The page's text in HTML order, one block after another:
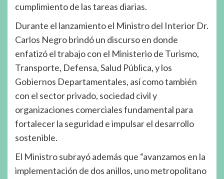
cumplimiento de las tareas diarias.
Durante el lanzamiento el Ministro del Interior Dr.
Carlos Negro brindó un discurso en donde
enfatizó el trabajo con el Ministerio de Turismo,
Transporte, Defensa, Salud Pública, y los
Gobiernos Departamentales, así como también
con el sector privado, sociedad civil y
organizaciones comerciales fundamental para
fortalecer la seguridad e impulsar el desarrollo
sostenible.
El Ministro subrayó además que “avanzamos en la
implementación de dos anillos, uno metropolitano